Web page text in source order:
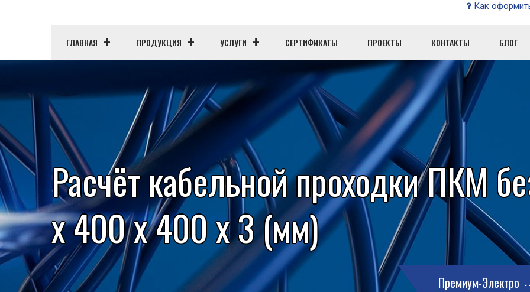
Как
ГЛАВНАЯ ПРОДУКЦИЯ УСЛУГИ СЕРТИФИКАТЫ ПРОЕКТЫ КОНТАКТЫ БЛОГ
Расчёт кабельной проходки ПКМ
x 400 x 400 x 3 (мм)
Премиум-Электро